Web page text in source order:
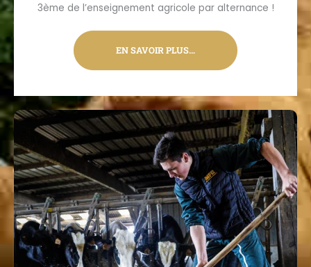
3ème de l’enseignement agricole par alternance !
EN SAVOIR PLUS…